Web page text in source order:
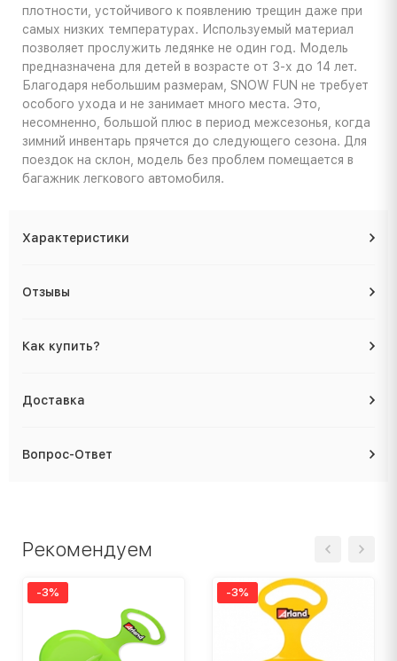
плотности, устойчивого к появлению трещин даже при
самых низких температурах. Используемый материал
позволяет прослужить ледянке не один год. Модель
предназначена для детей в возрасте от 3-х до 14 лет.
Благодаря небольшим размерам, SNOW FUN не требует
особого ухода и не занимает много места. Это,
несомненно, большой плюс в период межсезонья, когда
зимний инвентарь прячется до следующего сезона. Для
поездок на склон, модель без проблем помещается в
багажник легкового автомобиля.
Характеристики
Отзывы
Как купить?
Доставка
Вопрос-Ответ
Рекомендуем
-3% -3%